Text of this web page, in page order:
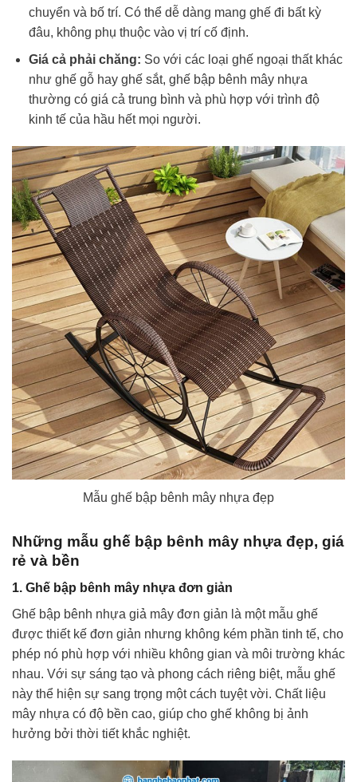
chuyển và bố trí. Có thể dễ dàng mang ghế đi bất kỳ
đâu, không phụ thuộc vào vị trí cố định.
Giá cả phải chăng: So với các loại ghế ngoại thất khác
như ghế gỗ hay ghế sắt, ghế bập bênh mây nhựa
thường có giá cả trung bình và phù hợp với trình độ
kinh tế của hầu hết mọi người.
Mẫu ghế bập bênh mây nhựa đẹp
Những mẫu ghế bập bênh mây nhựa đẹp, giá
rẻ và bền
1. Ghế bập bênh mây nhựa đơn giản
Ghế bập bênh nhựa giả mây đơn giản là một mẫu ghế
được thiết kế đơn giản nhưng không kém phần tinh tế, cho
phép nó phù hợp với nhiều không gian và môi trường khác
nhau. Với sự sáng tạo và phong cách riêng biệt, mẫu ghế
này thể hiện sự sang trọng một cách tuyệt vời. Chất liệu
mây nhựa có độ bền cao, giúp cho ghế không bị ảnh
hưởng bởi thời tiết khắc nghiệt.